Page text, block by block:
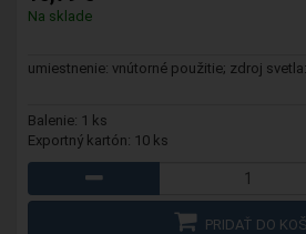
Na sklade
umiestnenie: vnútorné použitie; zdroj
Balenie: 1 ks
Exportný kartón: 10 ks
PRIDAŤ DO